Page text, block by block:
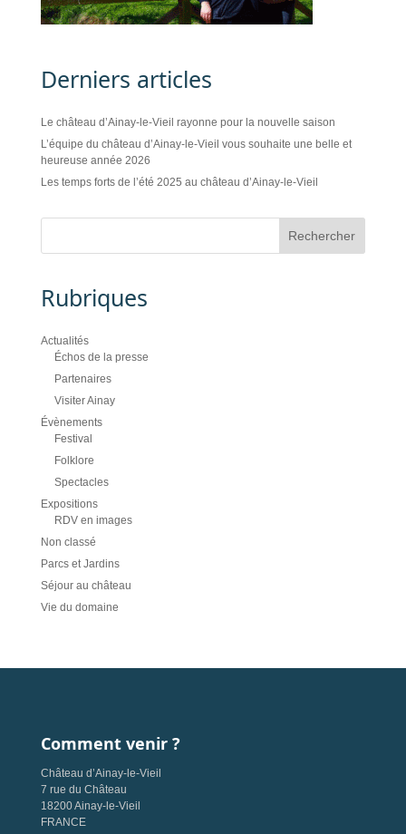
Derniers articles
Le château d’Ainay-le-Vieil rayonne pour la nouvelle saison
L’équipe du château d’Ainay-le-Vieil vous souhaite une belle et
heureuse année 2026
Les temps forts de l’été 2025 au château d’Ainay-le-Vieil
Rubriques
Actualités
Échos de la presse
Partenaires
Visiter Ainay
Évènements
Festival
Folklore
Spectacles
Expositions
RDV en images
Non classé
Parcs et Jardins
Séjour au château
Vie du domaine
Comment venir ?
Château d’Ainay-le-Vieil
7 rue du Château
18200 Ainay-le-Vieil
FRANCE